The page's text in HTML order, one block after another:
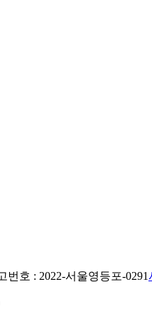
호 : 2022-서울영등포-0291